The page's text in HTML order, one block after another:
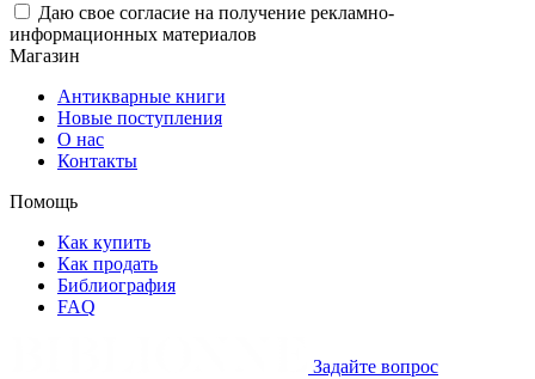
Даю свое согласие на получение рекламно-
информационных материалов
Магазин
Антикварные книги
Новые поступления
О нас
Контакты
Помощь
Как купить
Как продать
Библиография
FAQ
Задайте вопрос